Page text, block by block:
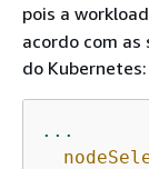
pois a
acordo com
do Kubernetes:
...